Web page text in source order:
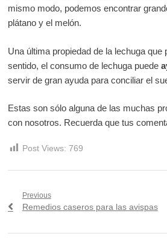
mismo modo, podemos encontrar
plátano y el melón.
Una última propiedad de la lechuga
sentido, el consumo de lechuga puede
servir de gran ayuda para conciliar el
Estas son sólo alguna de las muchas
con nosotros. Recuerda que tus
Post Views: 769
Navegación
Previous
Previous
Remedios caseros para las avispas